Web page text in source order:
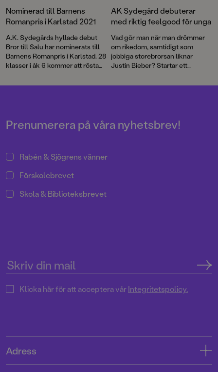
Nominerad till Barnens
Romanpris i Karlstad 2021
A.K. Sydegårds hyllade debut
Bror till Salu har nominerats till
Barnens Romanpris i Karlstad. 28
klasser i åk 6 kommer att rösta
avslöjas vinnaren.
AK Sydegård debuterar
med riktig feelgood för unga
Vad gör man när man drömmer
om rikedom, samtidigt som
jobbiga storebrorsan liknar
Justin Bieber? Startar ett
AK Sydegårds debut för
toaborstar och försvunna
kalsonger.
Prenumerera på våra nyhetsbrev!
Rabén & Sjögrens vänner
Förskolebrevet
Skola & Biblioteksbrevet
Klicka här för att acceptera vårIntegritetspolicy.
Adress